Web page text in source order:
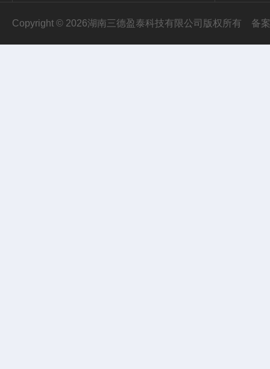
Copyright © 2026湖南三德盈泰科技有限公司版权所有 备